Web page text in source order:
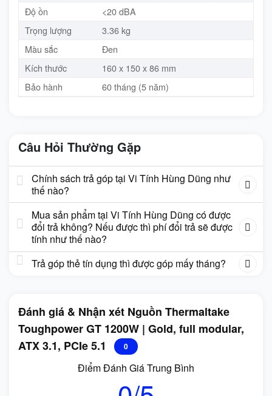
Độ ồn
<20 dBA
Trọng lượng
3.36 kg
Màu sắc
Đen
Kích thước
160 x 150 x 86 mm
Bảo hành
60 tháng (5 năm)
Câu Hỏi Thường Gặp
Chính sách trả góp tại Vi Tính Hùng Dũng như
thế nào?
Mua sản phẩm tại Vi Tính Hùng Dũng có được
đổi trả không? Nếu được thì phí đổi trả sẽ được
tính như thế nào?
Trả góp thẻ tín dụng thì được góp mấy tháng?
Đánh giá & Nhận xét Nguồn Thermaltake
Toughpower GT 1200W | Gold, full modular,
ATX 3.1, PCIe 5.1
0
Điểm Đánh Giá Trung Bình